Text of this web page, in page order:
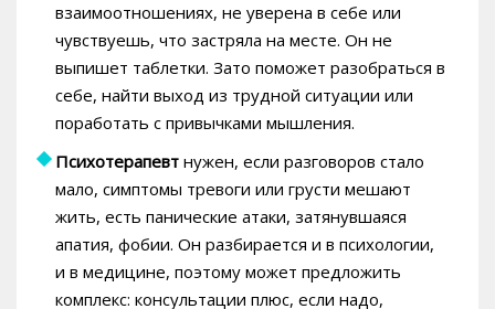
взаимоотношениях, не уверена в себе или
чувствуешь, что застряла на месте. Он не
выпишет таблетки. Зато поможет разобраться в
себе, найти выход из трудной ситуации или
поработать с привычками мышления.
Психотерапевт нужен, если разговоров стало
мало, симптомы тревоги или грусти мешают
жить, есть панические атаки, затянувшаяся
апатия, фобии. Он разбирается и в психологии,
и в медицине, поэтому может предложить
комплекс: консультации плюс, если надо,